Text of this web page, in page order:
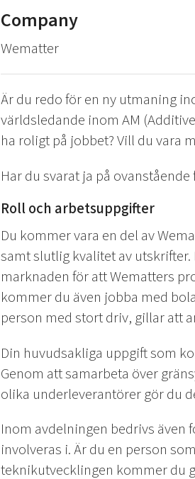
Company
Wematter
Är du redo för en ny utmaning
världsledande inom AM
ha roligt på jobbet? Vill du vara
Har du svarat ja på
Roll och arbetsuppgifter
Du kommer vara en del av
samt slutlig kvalitet av
marknaden för att Wematters
kommer du även jobba med
person med stort driv, gillar att
Din huvudsakliga uppgift som
Genom att samarbeta över
olika underleverantörer gör du
Inom avdelningen bedrivs
involveras i. Är du en person
teknikutvecklingen kommer du